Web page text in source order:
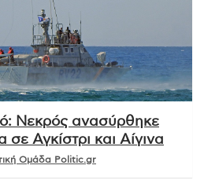
Νεκρός ανασύρθηκε
Αγκίστρι και Αίγινα
Ομάδα Politic.gr